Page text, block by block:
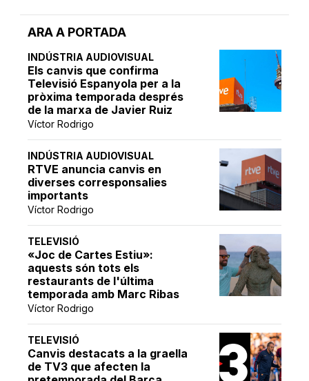
ARA A PORTADA
INDÚSTRIA AUDIOVISUAL
Els canvis que confirma
Televisió Espanyola per a la
pròxima temporada després
de la marxa de Javier Ruiz
Víctor Rodrigo
INDÚSTRIA AUDIOVISUAL
RTVE anuncia canvis en
diverses corresponsalies
importants
Víctor Rodrigo
TELEVISIÓ
«Joc de Cartes Estiu»:
aquests són tots els
restaurants de l'última
temporada amb Marc Ribas
Víctor Rodrigo
TELEVISIÓ
Canvis destacats a la graella
de TV3 que afecten la